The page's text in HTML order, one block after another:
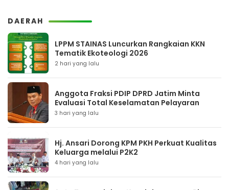
DAERAH
LPPM STAINAS Luncurkan Rangkaian KKN
Tematik Ekoteologi 2026
2 hari yang lalu
Anggota Fraksi PDIP DPRD Jatim Minta
Evaluasi Total Keselamatan Pelayaran
3 hari yang lalu
Hj. Ansari Dorong KPM PKH Perkuat Kualitas
Keluarga melalui P2K2
4 hari yang lalu